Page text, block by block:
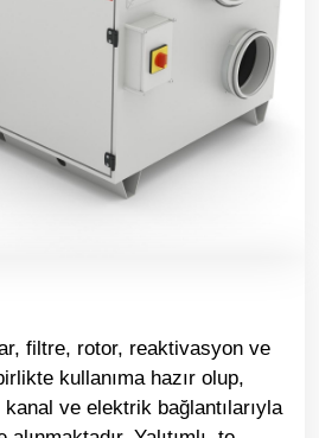
filtre, rotor, reaktivasyon ve
kullanıma hazır olup,
ve elektrik bağlantılarıyla